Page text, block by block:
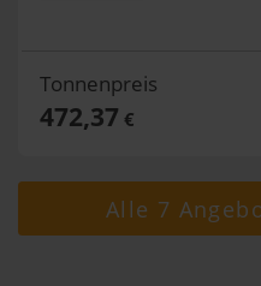
Tonnenpreis
472,37 €
Alle 7